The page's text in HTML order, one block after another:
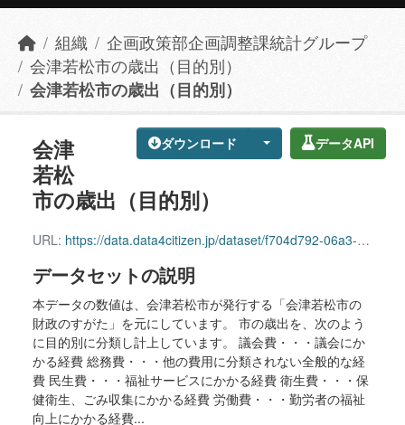
組織
企画政策部企画調整課統計グループ
会津若松市の歳出（目的別）
会津若松市の歳出（目的別）
ダウンロード データAPI
会津
若松
市の歳出（目的別）
URL: https://data.data4citizen.jp/dataset/f704d792-06a3-417b-abe3-cefa765d4845/resource/21ad91d1-fcf5-4ac6-be7f-a19611df5212/download/oaizupurposeexpenditure.csv
データセットの説明
本データの数値は、会津若松市が発行する「会津若松市の
財政のすがた」を元にしています。 市の歳出を、次のよう
に目的別に分類し計上しています。 議会費・・・議会にか
かる経費 総務費・・・他の費用に分類されない全般的な経
費 民生費・・・福祉サービスにかかる経費 衛生費・・・保
健衛生、ごみ収集にかかる経費 労働費・・・勤労者の福祉
向上にかかる経費...